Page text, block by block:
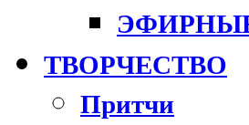
ТВОРЧЕСТВО
Притчи